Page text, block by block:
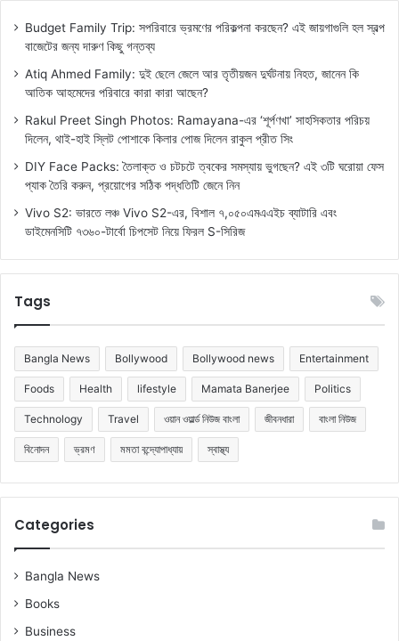
Budget Family Trip: সপরিবারে ভ্রমণের পরিকল্পনা করছেন? এই জায়গাগুলি হল স্বল্প
বাজেটের জন্য দারুণ কিছু গন্তব্য
Atiq Ahmed Family: দুই ছেলে জেলে আর তৃতীয়জন দুর্ঘটনায় নিহত, জানেন কি
আতিক আহমেদের পরিবারে কারা কারা আছেন?
Rakul Preet Singh Photos: Ramayana-এর ‘শূর্পণখা’ সাহসিকতার পরিচয়
দিলেন, থাই-হাই স্লিট পোশাকে কিলার পোজ দিলেন রাকুল প্রীত সিং
DIY Face Packs: তৈলাক্ত ও চটচটে ত্বকের সমস্যায় ভুগছেন? এই ৩টি ঘরোয়া ফেস
প্যাক তৈরি করুন, প্রয়োগের সঠিক পদ্ধতিটি জেনে নিন
Vivo S2: ভারতে লঞ্চ Vivo S2-এর, বিশাল ৭,০৫০এমএএইচ ব্যাটারি এবং
ডাইমেনসিটি ৭৩৬০-টার্বো চিপসেট নিয়ে ফিরল S-সিরিজ
Tags
Bangla News Bollywood Bollywood news Entertainment
Foods Health lifestyle Mamata Banerjee Politics
Technology Travel ওয়ান ওয়ার্ল্ড নিউজ বাংলা জীবনধারা বাংলা নিউজ
বিনোদন ভ্রমণ মমতা বন্দ্যোপাধ্যায় স্বাস্থ্য
Categories
Bangla News
Books
Business